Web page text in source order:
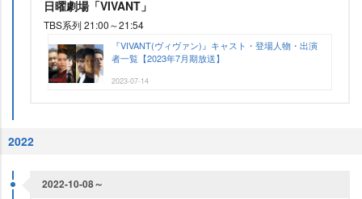
日曜劇場「VIVANT」
TBS系列 21:00～21:54
『VIVANT(ヴィヴァン)』キャスト・登場人物・出演
者一覧【2023年7月期放送】
2023-07-14
2022
2022-10-08～